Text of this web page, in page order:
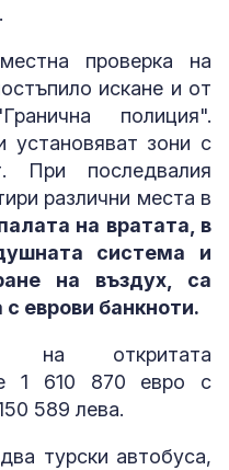
проверка на
искане и от
полиция".
установяват зони с
При последвалия
различни места в
на вратата, в
система и
на въздух, са
еврови банкноти.
на откритата
е 1 610 870 евро с
589 лева.
турски автобуса,